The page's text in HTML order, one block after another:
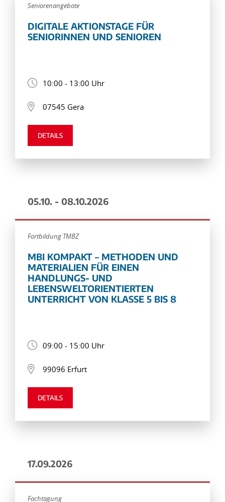
Seniorenangebote
DIGITALE AKTIONSTAGE FÜR
SENIORINNEN UND SENIOREN
10:00 - 13:00 Uhr
07545 Gera
DETAILS
05.10. - 08.10.2026
Fortbildung TMBZ
MBI KOMPAKT – METHODEN UND
MATERIALIEN FÜR EINEN
HANDLUNGS- UND
LEBENSWELTORIENTIERTEN
UNTERRICHT VON KLASSE 5 BIS 8
09:00 - 15:00 Uhr
99096 Erfurt
DETAILS
17.09.2026
Fachtagung